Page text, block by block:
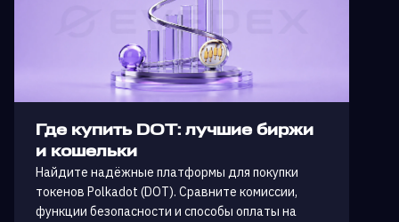
Где купить DOT: лучшие биржи
и кошельки
Найдите надёжные платформы для покупки
токенов Polkadot (DOT). Сравните комиссии,
функции безопасности и способы оплаты на